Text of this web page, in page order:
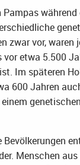
zwar vor, waren
etwa 5.500
Im späteren
600 Jahren
Menschen